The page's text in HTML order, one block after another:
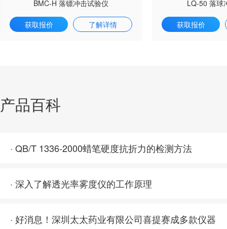
BMC-H 落镖冲击试验仪
获取报价 了解详情
LQ-50 落球
获取报价
产品百科
· QB/T 1336-2000蜡笔硬度抗折力的检测方法
· 深入了解透光率雾度仪的工作原理
· 好消息！深圳太太药业有限公司喜提赛成多款仪器